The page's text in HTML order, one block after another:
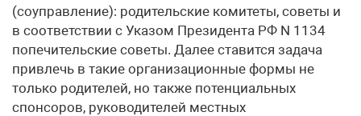
(соуправление): родительские комитеты, советы и
в соответствии с Указом Президента РФ N 1134
попечительские советы. Далее ставится задача
привлечь в такие организационные формы не
только родителей, но также потенциальных
спонсоров, руководителей местных